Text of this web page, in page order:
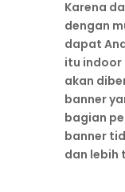
Karena
dengan
dapat
itu indoor
akan
banner
bagian
banner
dan lebih